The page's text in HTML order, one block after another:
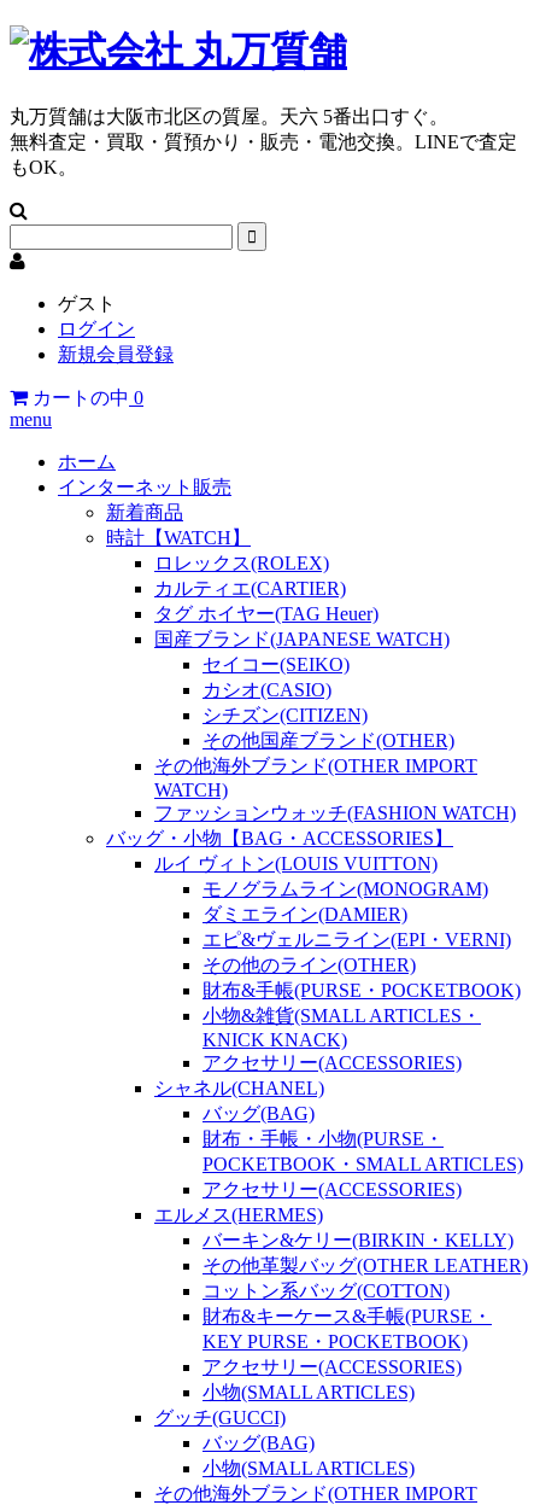
丸万質舗は大阪市北区の質屋。天六 5番出口すぐ。
無料査定・買取・質預かり・販売・電池交換。LINEで査定
もOK。
ゲスト
ログイン
新規会員登録
カートの中 0
menu
ホーム
インターネット販売
新着商品
時計【WATCH】
ロレックス(ROLEX)
カルティエ(CARTIER)
タグ ホイヤー(TAG Heuer)
国産ブランド(JAPANESE WATCH)
セイコー(SEIKO)
カシオ(CASIO)
シチズン(CITIZEN)
その他国産ブランド(OTHER)
その他海外ブランド(OTHER IMPORT
WATCH)
ファッションウォッチ(FASHION WATCH)
バッグ・小物【BAG・ACCESSORIES】
ルイ ヴィトン(LOUIS VUITTON)
モノグラムライン(MONOGRAM)
ダミエライン(DAMIER)
エピ&ヴェルニライン(EPI・VERNI)
その他のライン(OTHER)
財布&手帳(PURSE・POCKETBOOK)
小物&雑貨(SMALL ARTICLES・
KNICK KNACK)
アクセサリー(ACCESSORIES)
シャネル(CHANEL)
バッグ(BAG)
財布・手帳・小物(PURSE・
POCKETBOOK・SMALL ARTICLES)
アクセサリー(ACCESSORIES)
エルメス(HERMES)
バーキン&ケリー(BIRKIN・KELLY)
その他革製バッグ(OTHER LEATHER)
コットン系バッグ(COTTON)
財布&キーケース&手帳(PURSE・
KEY PURSE・POCKETBOOK)
アクセサリー(ACCESSORIES)
小物(SMALL ARTICLES)
グッチ(GUCCI)
バッグ(BAG)
小物(SMALL ARTICLES)
その他海外ブランド(OTHER IMPORT